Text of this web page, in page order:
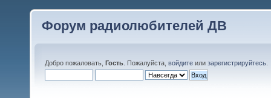
Форум радиолюбителей ДВ
Добро пожаловать, Гость . Пожалуйста, войдите или зарегистрируйтесь